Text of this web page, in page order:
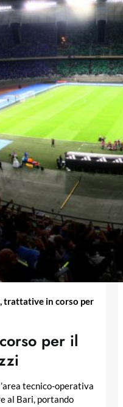
trattative in corso per
per il
tecnico-operativa
al Bari, portando